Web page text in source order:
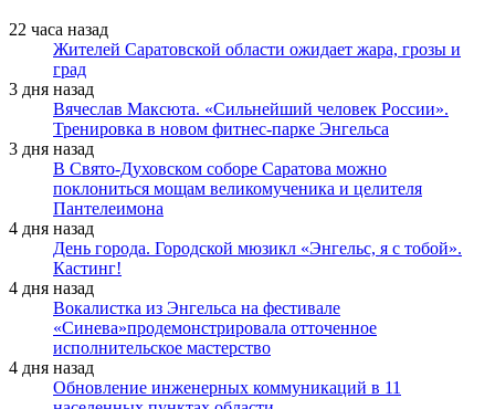
22 часа назад
Жителей Саратовской области ожидает жара, грозы и
град
3 дня назад
Вячеслав Максюта. «Сильнейший человек России».
Тренировка в новом фитнес-парке Энгельса
3 дня назад
В Свято-Духовском соборе Саратова можно
поклониться мощам великомученика и целителя
Пантелеимона
4 дня назад
День города. Городской мюзикл «Энгельс, я с тобой».
Кастинг!
4 дня назад
Вокалистка из Энгельса на фестивале
«Синева»продемонстрировала отточенное
исполнительское мастерство
4 дня назад
Обновление инженерных коммуникаций в 11